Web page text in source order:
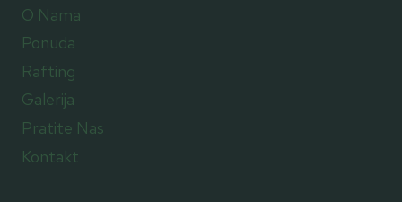
O Nama
Ponuda
Rafting
Galerija
Pratite Nas
Kontakt